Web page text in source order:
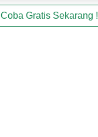
Coba Gratis Sekarang !